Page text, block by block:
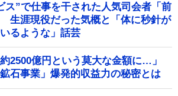
ス”で仕事を干された人気司会者「前
生涯現役だった気概と「体に秒針が
るような」話芸
約2500億円という莫大な金額に…」
石事業」爆発的収益力の秘密とは